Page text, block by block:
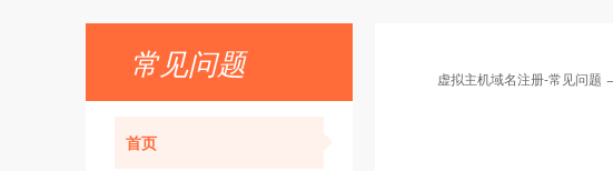
常见问题
首页
虚拟主机域名注册-常见问题